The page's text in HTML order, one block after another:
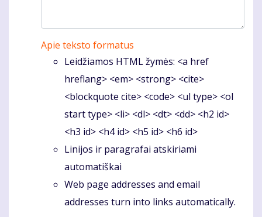
Apie teksto formatus
Leidžiamos HTML žymės: <a href
hreflang> <em> <strong> <cite>
<blockquote cite> <code> <ul type> <ol
start type> <li> <dl> <dt> <dd> <h2 id>
<h3 id> <h4 id> <h5 id> <h6 id>
Linijos ir paragrafai atskiriami
automatiškai
Web page addresses and email
addresses turn into links automatically.